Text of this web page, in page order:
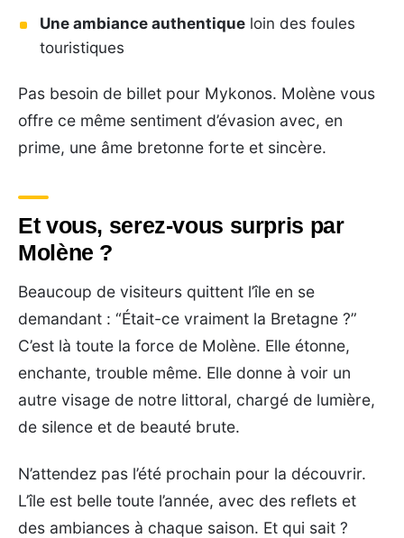
Une ambiance authentique loin des foules
touristiques
Pas besoin de billet pour Mykonos. Molène vous
offre ce même sentiment d’évasion avec, en
prime, une âme bretonne forte et sincère.
Et vous, serez-vous surpris par
Molène ?
Beaucoup de visiteurs quittent l’île en se
demandant : “Était-ce vraiment la Bretagne ?”
C’est là toute la force de Molène. Elle étonne,
enchante, trouble même. Elle donne à voir un
autre visage de notre littoral, chargé de lumière,
de silence et de beauté brute.
N’attendez pas l’été prochain pour la découvrir.
L’île est belle toute l’année, avec des reflets et
des ambiances à chaque saison. Et qui sait ?